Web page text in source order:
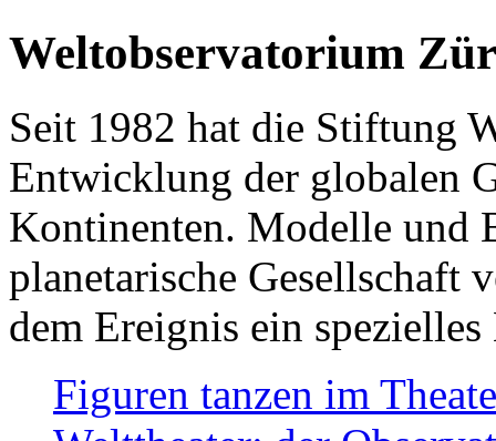
Weltobservatorium
Seit 1982 hat die Stiftung
Entwicklung der globalen
Kontinenten. Modelle und
planetarische Gesellschaft
dem Ereignis ein
Figuren tanzen im